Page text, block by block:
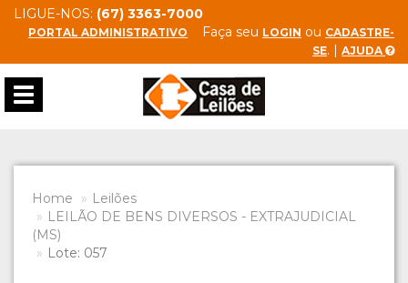
LIGUE-NOS: (67) 3363-7000
PORTAL ADMINISTRATIVO Faça seu LOGIN ou CADASTRE-
SE. | AJUDA
Toggle
navigation
Home
Leilões
LEILÃO DE BENS DIVERSOS - EXTRAJUDICIAL
(MS)
Lote: 057